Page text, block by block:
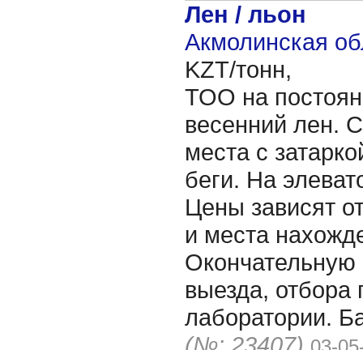
Лен / льон
Акмолинская
KZT/тонн,
ТОО на
весенний лен.
места с
беги. На
Цены зависят
и места
выезда, отбора
лаборатории.